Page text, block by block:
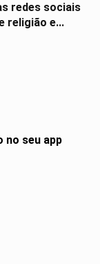
redes sociais
religião e...
no seu app